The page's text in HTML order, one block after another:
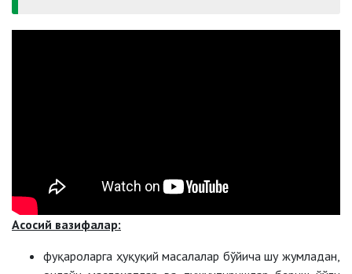
Асосий вазифалар:
фуқароларга ҳуқуқий масалалар бўйича шу жумладан,